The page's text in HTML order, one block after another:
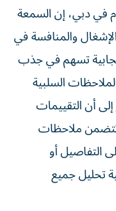
في دبي، إن السمعة
والمنافسة في
تسهم في جذب
السلبية
أن التقييمات
ملاحظات
التفاصيل أو
تحليل جميع